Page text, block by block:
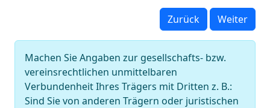
Zurück Weiter
Machen Sie Angaben zur gesellschafts- bzw.
vereinsrechtlichen unmittelbaren
Verbundenheit Ihres Trägers mit Dritten z. B.:
Sind Sie von anderen Trägern oder juristischen